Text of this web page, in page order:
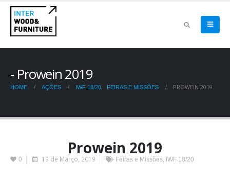
Prowein 2019
HOME AÇÕES IWF 18/20, FEIRAS E MISSÕES PROWEIN 2019
Prowein 2019
0 19 de Março, 2019 Feiras e Missões IWF 18/20